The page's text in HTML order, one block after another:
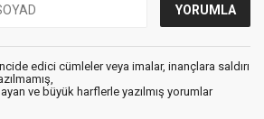
edici cümleler veya imalar, inançlara saldırı
ve büyük harflerle yazılmış yorumlar